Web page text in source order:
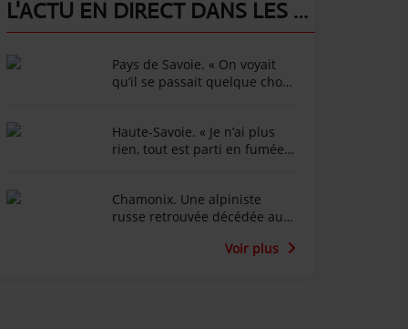
L'ACTU EN DIRECT DANS LES ALPES !
Pays de Savoie. « On voyait
qu’il se passait quelque chose
bovins
Haute-Savoie. « Je n’ai plus
rien, tout est parti en fumée »
l'incendie du Chalet de la
Croix au Salève
Chamonix. Une alpiniste
russe retrouvée décédée au
Voir plus